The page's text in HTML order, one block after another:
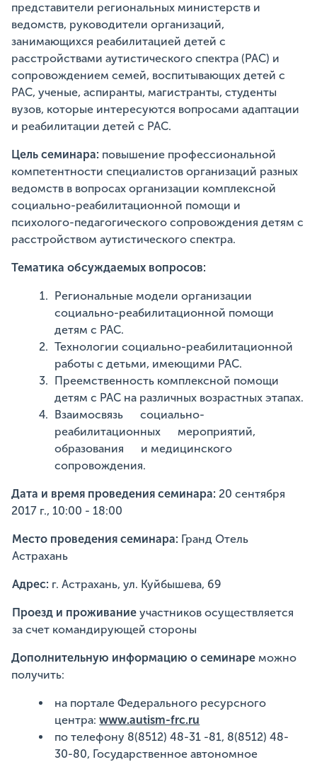
представители региональных министерств и
ведомств, руководители организаций,
занимающихся реабилитацией детей с
расстройствами аутистического спектра (РАС) и
сопровождением семей, воспитывающих детей с
РАС, ученые, аспиранты, магистранты, студенты
вузов, которые интересуются вопросами адаптации
и реабилитации детей с РАС.
Цель семинара: повышение профессиональной
компетентности специалистов организаций разных
ведомств в вопросах организации комплексной
социально-реабилитационной помощи и
психолого-педагогического сопровождения детям с
расстройством аутистического спектра.
Тематика обсуждаемых вопросов:
Региональные модели организации
социально-реабилитационной помощи
детям с РАС.
Технологии социально-реабилитационной
работыс детьми, имеющими РАС.
Преемственность комплексной помощи
детям с РАС на различных возрастныхэтапах.
Взаимосвязь социально-
реабилитационных мероприятий,
образования и медицинского
сопровождения.
Дата и время проведения семинара: 20 сентября
2017 г., 10:00 - 18:00
Место проведения семинара: Гранд Отель
Астрахань
Адрес: г. Астрахань, ул. Куйбышева, 69
Проезд и проживание участников осуществляется
за счет командирующей стороны
Дополнительную информацию о семинаре можно
получить:
на портале Федерального ресурсного
центра:www.autism-frc.ru
по телефону 8(8512) 48-31 -81, 8(8512) 48-
30-80, Государственное автономное